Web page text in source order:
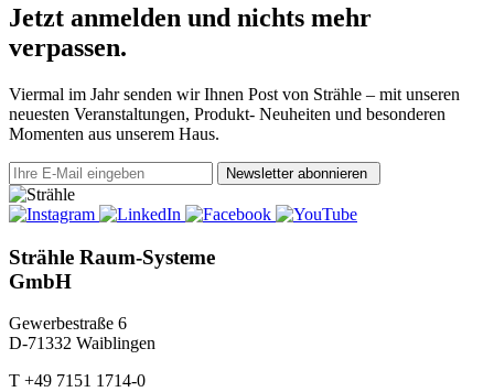
Jetzt anmelden und nichts mehr
verpassen.
Viermal im Jahr senden wir Ihnen Post von Strähle – mit unseren
neuesten Veranstaltungen, Produkt- Neuheiten und besonderen
Momenten aus unserem Haus.
Newsletter abonnieren
Strähle Raum-Systeme
GmbH
Gewerbestraße 6
D-71332 Waiblingen
T +49 7151 1714-0